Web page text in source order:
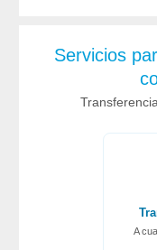
Servicios
A